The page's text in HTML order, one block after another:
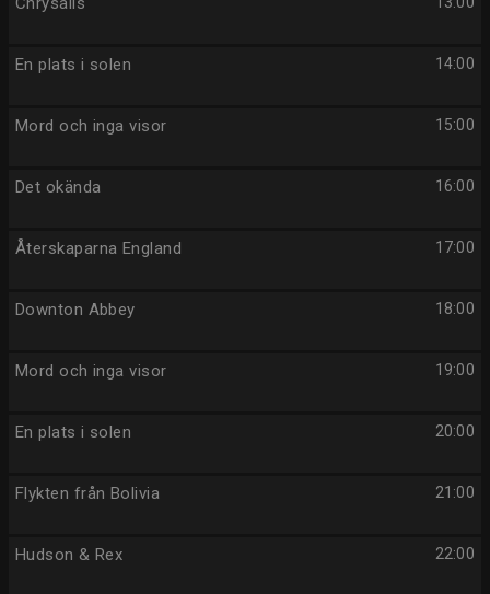
14:00
En plats i solen
15:00
Mord och inga visor
16:00
Det okända
17:00
Återskaparna England
18:00
Downton Abbey
19:00
Mord och inga visor
20:00
En plats i solen
21:00
Flykten från Bolivia
22:00
Hudson & Rex